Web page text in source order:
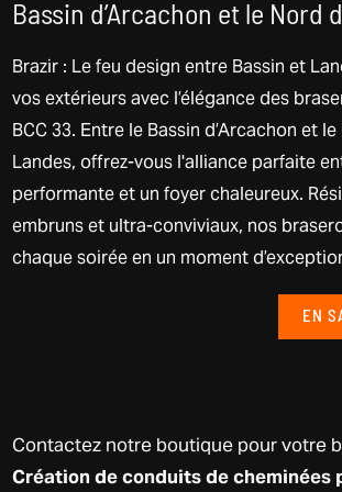
Bassin d’Arcachon et le Nord
Brazir : Le feu design entre Bassin et
vos extérieurs avec l’élégance des
BCC 33. Entre le Bassin d’Arcachon et
Landes, offrez-vous l'alliance parfaite
performante et un foyer chaleureux.
embruns et ultra-conviviaux, nos
chaque soirée en un moment
EN
Contactez notre boutique pour votre
Création de conduits de cheminées